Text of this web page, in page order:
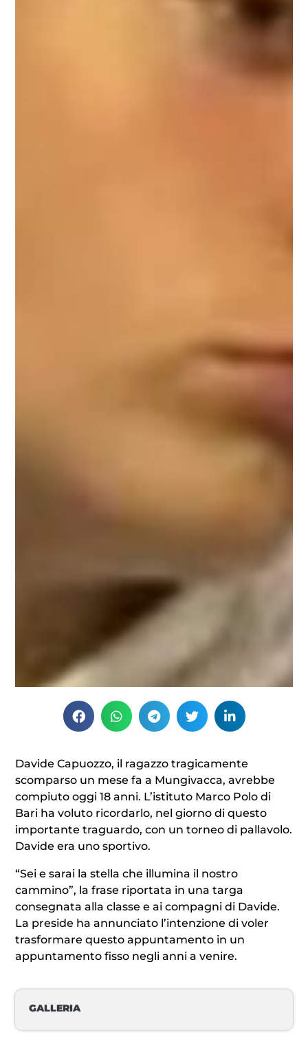
Davide Capuozzo, il ragazzo tragicamente
scomparso un mese fa a Mungivacca, avrebbe
compiuto oggi 18 anni. L’istituto Marco Polo di
Bari ha voluto ricordarlo, nel giorno di questo
importante traguardo, con un torneo di pallavolo.
Davide era uno sportivo.
“Sei e sarai la stella che illumina il nostro
cammino”, la frase riportata in una targa
consegnata alla classe e ai compagni di Davide.
La preside ha annunciato l’intenzione di voler
trasformare questo appuntamento in un
appuntamento fisso negli anni a venire.
GALLERIA